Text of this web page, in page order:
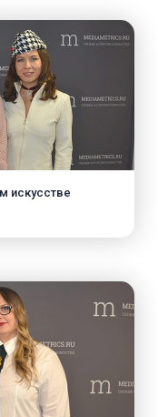
искусстве